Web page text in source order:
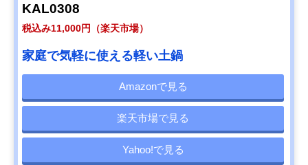
KAL0308
税込み11,000円（楽天市場）
家庭で気軽に使える軽い土鍋
Amazonで見る
楽天市場で見る
Yahoo!で見る